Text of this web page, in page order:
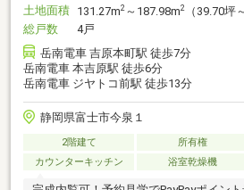
土地面積 131.27m2 ～187.98m2
（39.70坪
総戸数
4戸
岳南電車 吉原本町駅 徒歩7分
岳南電車 本吉原駅 徒歩6分
岳南電車 ジヤトコ前駅 徒歩13分
静岡県富士市今泉１
2階建て 所有権
カウンターキッチン
浴室乾燥機